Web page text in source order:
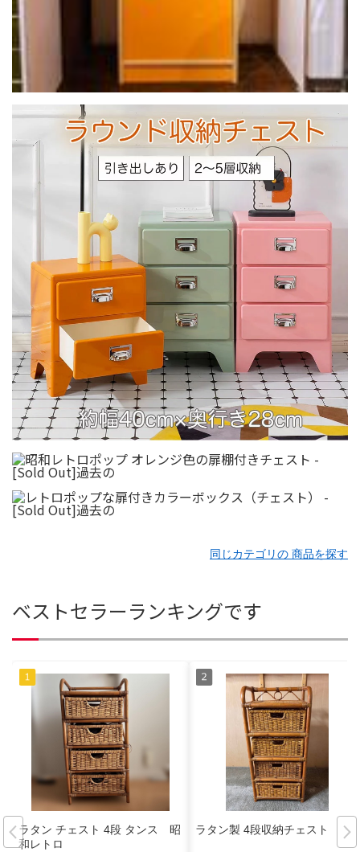
同じカテゴリの 商品を探す
ベストセラーランキングです
ラタン チェスト 4段 タンス 昭
和レトロ
ラタン製 4段収納チェスト